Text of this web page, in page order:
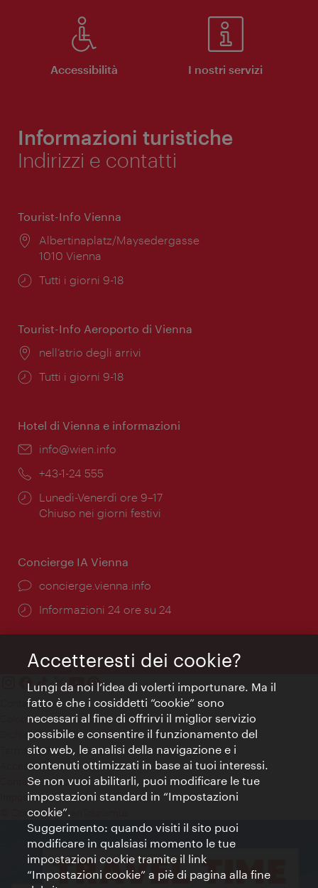
Accessibilità I nostri servizi
Informazioni turistiche
Indirizzi e contatti
Tourist-Info Vienna
Posizione:
Albertinaplatz/Maysedergasse
1010 Vienna
Orari
Tutti i giorni 9-18
Tourist-Info Aeroporto di Vienna
Posizione:
nell’atrio degli arrivi
Orari
Tutti i giorni 9-18
Hotel di Vienna e informazioni
Email:
info@wien.info
Telefono:
+43-1-24 555
Orari
di
Lunedì-Venerdì ore 9–17
Chiuso nei giorni festivi
Concierge IA Vienna
Ort:
concierge.vienna.info
Öffnungszeiten:
Informazioni 24 ore su 24
Contatti
Colophon
Dichiarazione sulla protezione dei dati
Terms of Use
Accessibilità
Contatto stampa
Impostazioni cookie
© Copyright WienTourismus
Accetteresti dei cookie?
Lungi da noi l’idea di volerti importunare. Ma il
fatto è che i cosiddetti “cookie” sono
necessari al fine di offrirvi il miglior servizio
possibile e consentire il funzionamento del
sito web, le analisi della navigazione e i
contenuti ottimizzati in base ai tuoi interessi.
Se non vuoi abilitarli, puoi modificare le tue
impostazioni standard in “Impostazioni
cookie”.
Suggerimento: quando visiti il sito puoi
modificare in qualsiasi momento le tue
impostazioni cookie tramite il link
“Impostazioni cookie” a piè di pagina alla fine